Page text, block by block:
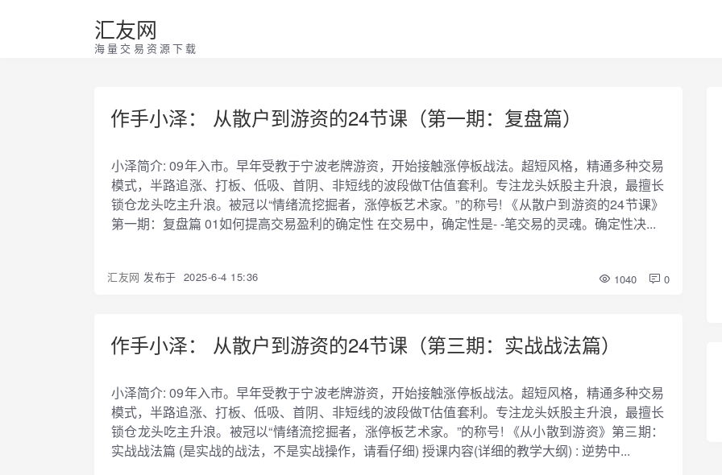
汇友网
海量交易资源下载
作手小泽： 从散户到游资的24节课（第一期：复盘篇）
小泽简介: 09年入市。早年受教于宁波老牌游资，开始接触涨停板战法。超短风格，精通多种交易
模式，半路追涨、打板、低吸、首阴、非短线的波段做T估值套利。专注龙头妖股主升浪，最擅长
锁仓龙头吃主升浪。被冠以“情绪流挖掘者，涨停板艺术家。”的称号! 《从散户到游资的24节课》
第一期：复盘篇 01如何提高交易盈利的确定性 在交易中，确定性是- -笔交易的灵魂。确定性决...
汇友网 发布于 2025-6-4 15:36 1040 0
作手小泽： 从散户到游资的24节课（第三期：实战战法篇）
小泽简介: 09年入市。早年受教于宁波老牌游资，开始接触涨停板战法。超短风格，精通多种交易
模式，半路追涨、打板、低吸、首阴、非短线的波段做T估值套利。专注龙头妖股主升浪，最擅长
锁仓龙头吃主升浪。被冠以“情绪流挖掘者，涨停板艺术家。”的称号! 《从小散到游资》第三期：
实战战法篇 (是实战的战法，不是实战操作，请看仔细) 授课内容(详细的教学大纲) : 逆势中...